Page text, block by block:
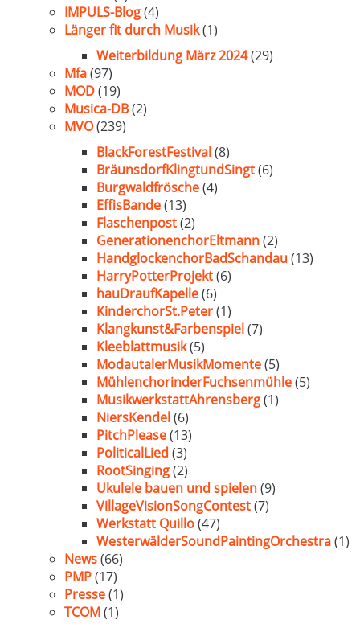
IMPULS-Blog(4)
Länger fit durch Musik(1)
Weiterbildung März 2024(29)
Mfa(97)
MOD(19)
Musica-DB(2)
MVO(239)
BlackForestFestival(8)
BräunsdorfKlingtundSingt(6)
Burgwaldfrösche(4)
EffisBande(13)
Flaschenpost(2)
GenerationenchorEltmann(2)
HandglockenchorBadSchandau(13)
HarryPotterProjekt(6)
hauDraufKapelle(6)
KinderchorSt.Peter(1)
Klangkunst&Farbenspiel(7)
Kleeblattmusik(5)
ModautalerMusikMomente(5)
MühlenchorinderFuchsenmühle(5)
MusikwerkstattAhrensberg(1)
NiersKendel(6)
PitchPlease(13)
PoliticalLied (3)
RootSinging(2)
Ukulele bauen und spielen(9)
VillageVisionSongContest(7)
Werkstatt Quillo(47)
WesterwälderSoundPaintingOrchestra(1)
News(66)
PMP(17)
Presse(1)
TCOM(1)